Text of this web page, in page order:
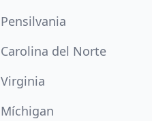
Pensilvania
Carolina del Norte
Virginia
Míchigan